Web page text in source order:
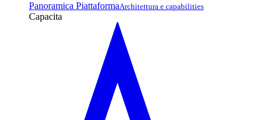
Panoramica PiattaformaArchitettura e capabilities
Capacita